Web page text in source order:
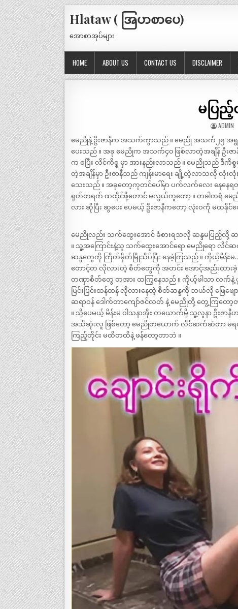
Hlataw ( အြပာစာပေ)
အောစာအုပ်များ
HOME ABOUT US CONTACT US DISCLAIMER
မပြ
ADMIN
မေညိုနဲ့ ဦးဇာနီက အသက်ကွာသည် ။ မေညို အသက်၂၅ အရွယ်
ပေးသည် ။ အခု မေညိုက အသက်၄၀ ဖြစ်လာတဲ့အချိန် ဦး
က စပြီး လိင်ကိစ္စ မှာ အားနည်းလာသည် ။ မေညိုသည် ဒီကိ
တဲ့အချိန်မှာ ဦးဇာနီသည် ကျန်းမာရေး ချို့တဲ့လာသလို လုံး
သေးသည် ။ အခုတော့ကုတင်ပေါ်မှာ ပက်လက်လေး နေနေရ
ရုတ်တရက် ထထိုင်ဖို့တောင် မလွယ်ကူတော့ ။ တခါတရံ မေညိုက
လား ဆိုပြီး ဆွပေး ပေမယ့် ဦးဇာနီကတော့ လုံးဝကို မထနိုင်တ
မေညိုလည်း သက်ထွေးအောင် ခံစားရသလို ဆန္ဒမပြည့်လို့ ဆ
။ သူ့အကြောင်းနဲ့သူ သက်ထွေးအောင်ရော မေညိုရော လိ
ဆန္ဒတွေကို ကြိတ်မှိတ်မြိုသိပ်ပြီး နေခဲ့ကြသည် ။ ကိုယ့်မိန်းမ
တောင့်တ လိုလားတဲ့ စိတ်တွေကို အတင်း အောင့်အည်းထား
တဏှာစိတ်တွေ တအား ထကြွနေသည် ။ ကိုယ့်ဖါသာ လက်နဲ့
ပြင်းပြင်းထန်ထန် လိုလားနေတဲ့ စိတ်ဆန္ဒကို ဘယ်လို ဖြေဖျ
ဆရာဝန် ဒေါက်တာကျော်ဇင်လတ် နဲ့ မေညိုတို့ တွေ့ကြတော့
။ သို့ပေမယ့် မိန်းမ ဝါသနာအိုး တယောက်မို့ သူ့လူနာ ဦးဇ
အသိဆုံးလူ ဖြစ်တော့ မေညိုတယောက် လိင်ဆက်ဆံတာ မ
ကြည့်တိုင်း မထိတထိနဲ့ ဖန်တော့တာဘဲ ။